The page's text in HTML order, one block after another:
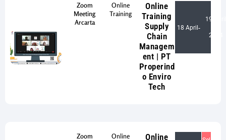
Zoom
Meeting
Arcarta
Online
Training
Online
Training
Supply
Chain
Managem
ent | PT
Properind
o Enviro
Tech
18 April -
19 April
2024
Zoom
Online
Online